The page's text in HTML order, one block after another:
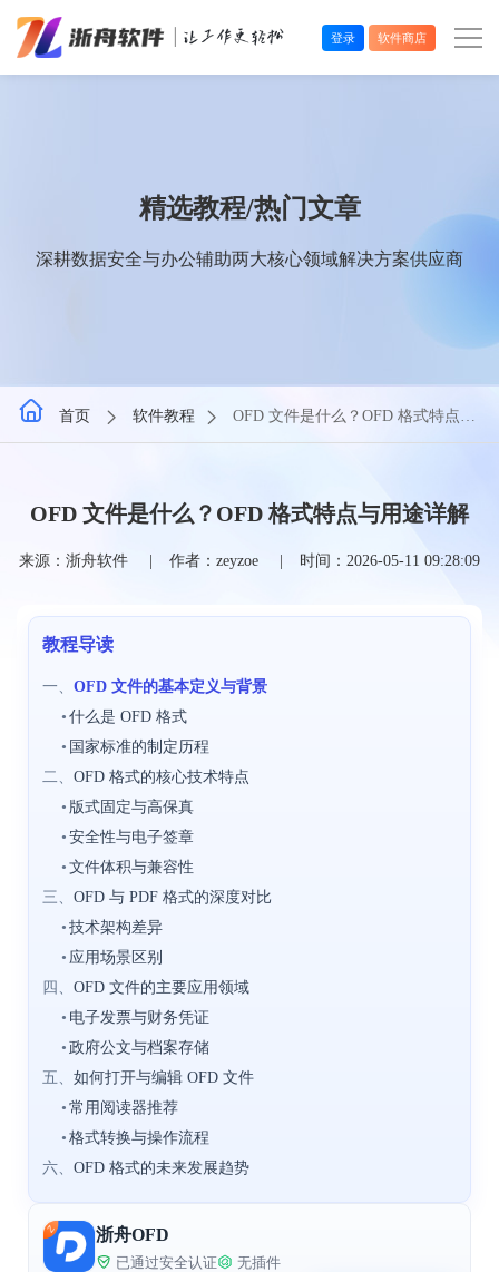
登录 软件商店
精选教程/热门文章
深耕数据安全与办公辅助两大核心领域解决方案供应商
首页 软件教程 OFD 文件是什么？OFD 格式特点与
OFD 文件是什么？OFD 格式特点与用途详解
来源：浙舟软件 作者：zeyzoe 时间：2026-05-11 09:28:09
教程导读
一、 OFD 文件的基本定义与背景
• 什么是 OFD 格式
• 国家标准的制定历程
二、 OFD 格式的核心技术特点
• 版式固定与高保真
• 安全性与电子签章
• 文件体积与兼容性
三、 OFD 与 PDF 格式的深度对比
• 技术架构差异
• 应用场景区别
四、 OFD 文件的主要应用领域
• 电子发票与财务凭证
• 政府公文与档案存储
五、 如何打开与编辑 OFD 文件
• 常用阅读器推荐
• 格式转换与操作流程
六、 OFD 格式的未来发展趋势
浙舟OFD
已通过安全认证
无插件